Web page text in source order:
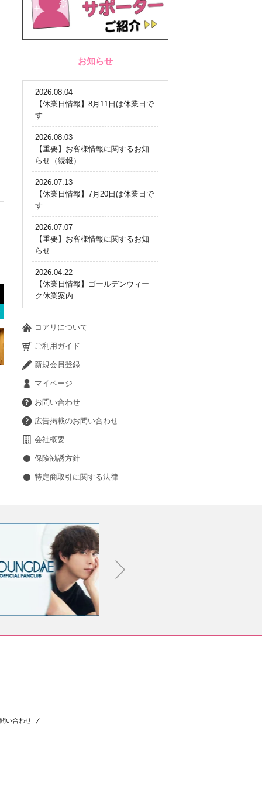
お知らせ
2026.08.04
【休業日情報】8月11日は休業日で
す
2026.08.03
【重要】お客様情報に関するお知
らせ（続報）
2026.07.13
【休業日情報】7月20日は休業日で
す
2026.07.07
【重要】お客様情報に関するお知
らせ
2026.04.22
【休業日情報】ゴールデンウィー
ク休業案内
コアリについて
ご利用ガイド
新規会員登録
マイページ
お問い合わせ
広告掲載のお問い合わせ
会社概要
保険勧誘方針
特定商取引に関する法律
い合わせ